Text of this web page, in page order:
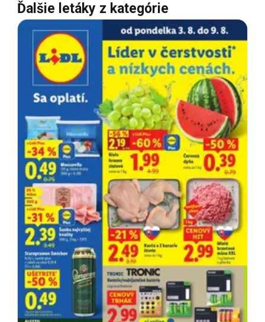
Ďalšie letáky z kategórie